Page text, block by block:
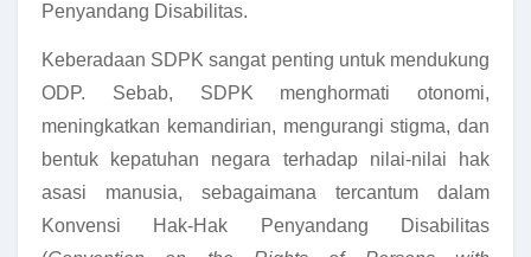
Penyandang Disabilitas.
Keberadaan SDPK sangat penting untuk mendukung
ODP. Sebab, SDPK menghormati otonomi,
meningkatkan kemandirian, mengurangi stigma, dan
bentuk kepatuhan negara terhadap nilai-nilai hak
asasi manusia, sebagaimana tercantum dalam
Konvensi Hak-Hak Penyandang Disabilitas